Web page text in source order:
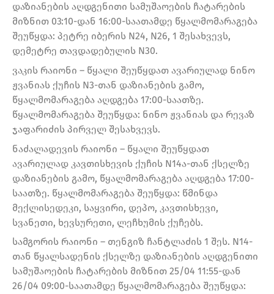
დაზიანების აღდგენითი სამუშაოების ჩატარების
მიზნით 03:10-დან 16:00-საათამდე წყალმომარაგება
შეუწყდა: პეტრე იბერის N24, N26, 1 შესახვევს,
დემეტრე თავდადებულის N30.
ვაკის რაიონი – წყალი შეუწყდათ ავარიულად ნინო
ჟვანიას ქუჩის N3-თან დაზიანების გამო,
წყალმომარაგება აღდგება 17:00-საათზე.
წყალმომარაგება შეუწყდა: ნინო ჟვანიას და რევაზ
ჯაფარიძის პირველ შესახვევს.
ნაძალადევის რაიონი – წყალი შეუწყდათ
ავარიულად კავთისხევის ქუჩის N14ა-თან ქსელზე
დაზიანების გამო, წყალმომარაგება აღდგება 17:00-
საათზე. წყალმომარაგება შეუწყდა: წმინდა
მექლისედეკი, საყვირი, დეპო, კავთისხევი,
სვანეთი, ხევსურეთი, ლეჩხუმის ქუჩებს.
სამგორის რაიონი – თენგიზ ჩანტლაძის 1 შეს. N14-
თან წყალსადენის ქსელზე დაზიანების აღდგენითი
სამუშაოების ჩატარების მიზნით 25/04 11:55-დან
26/04 09:00-საათამდე წყალმომარაგება შეუწყდა: